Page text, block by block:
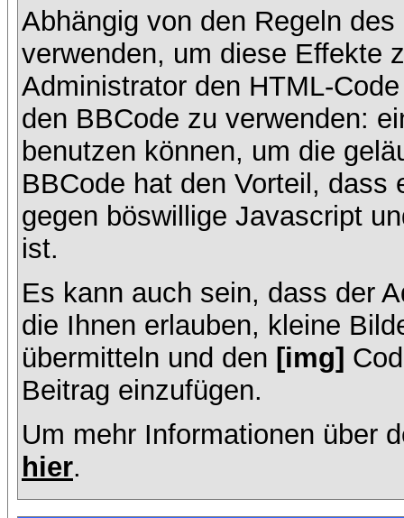
Abhängig von den Regeln
verwenden, um diese Effekte
Administrator den HTML-
den BBCode zu verwenden:
benutzen können, um die
BBCode hat den Vorteil, dass
gegen böswillige Javascript
ist.
Es kann auch sein, dass der
die Ihnen erlauben, kleine
übermitteln und den [img]
Beitrag einzufügen.
Um mehr Informationen über
hier.